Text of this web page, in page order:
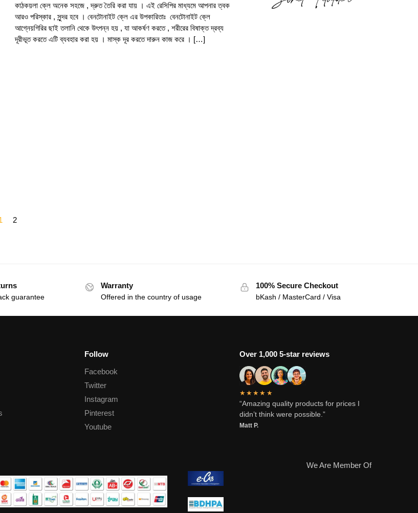
কাঠকয়লা ক্লে অনেক সহজে , দ্রুত তৈরি করা যায় । এই রেসিপির মাধ্যমে আপনার ত্বক
আরও পরিস্কার , সুন্দর হবে । বেনটোনাইট ক্লে এর উপকারিতাঃ বেনটোনাইট ক্লে
আগ্নেয়গিরির ছাই তলানি থেকে উৎপন্ন হয় , যা আকর্ষণ করতে , শরীরের বিষাক্ত দ্রব্য
দূরীভূত করতে এটি ব্যবহার করা হয় । মাস্ক দূর করতে দারুন কাজ করে । […]
2
guarantee
Warranty
Offered in the country of usage
100% Secure Checkout
bKash / MasterCard / Visa
Follow
Facebook
Twitter
Instagram
Pinterest
Youtube
Over 1,000 5-star reviews
★★★★★
“Amazing quality products for prices I
didn’t think were possible.”
Matt P.
We Are Member Of